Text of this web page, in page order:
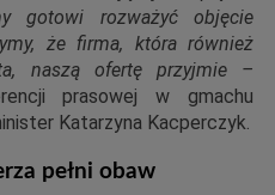
gotowi rozważyć objęcie
że firma, która również
naszą ofertę przyjmie –
prasowej w gmachu
Katarzyna Kacperczyk.
pełni obaw